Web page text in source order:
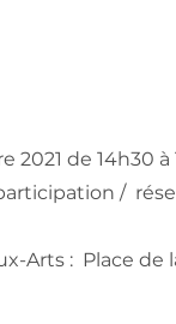
2021 de 14h30 à
/
Arts : Place de